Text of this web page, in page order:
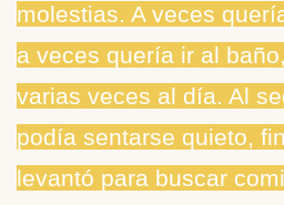
molestias. A veces
a veces quería ir al
varias veces al día. Al
podía sentarse quieto,
levantó para buscar